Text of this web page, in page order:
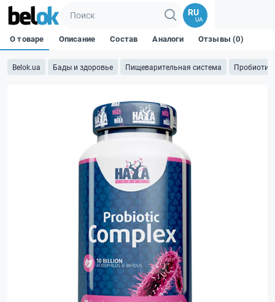
RU
UA
Belok.ua Бады и здоровье Пищеварительная система
О товаре Описание Состав Аналоги Отзывы (0)